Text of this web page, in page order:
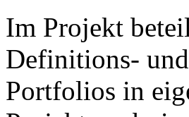
Im Projekt
Definitions-
Portfolios in